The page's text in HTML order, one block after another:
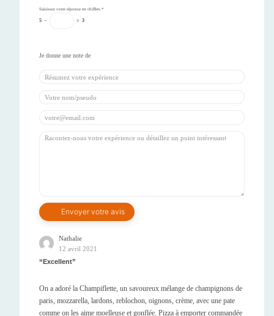
Saisissez votre réponse en chiffres *
5 − = 3
Nathalie
12 avril 2021
Excellent
On a adoré la Champiflette, un savoureux mélange de champignons de
paris, mozzarella, lardons, reblochon, oignons, crème, avec une pate
comme on les aime moelleuse et gonflée. Pizza à emporter commandée